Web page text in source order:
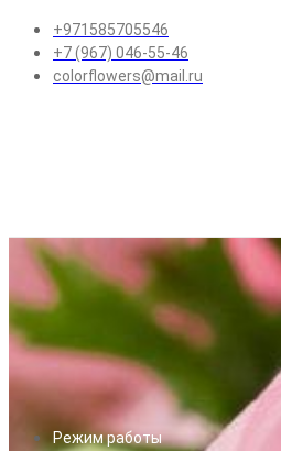
+971585705546
+7 (967) 046-55-46
colorflowers@mail.ru
Режим работы